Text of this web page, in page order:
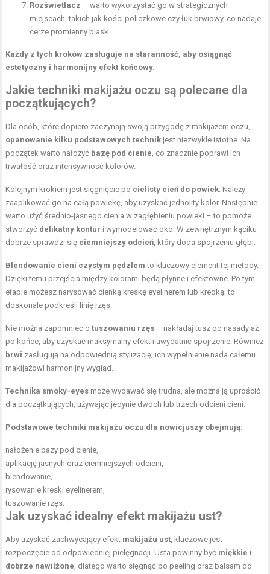
Rozświetlacz – warto wykorzystać go w strategicznych
miejscach, takich jak kości policzkowe czy łuk brwiowy, co nadaje
cerze promienny blask.
Każdy z tych kroków zasługuje na staranność, aby osiągnąć
estetyczny i harmonijny efekt końcowy.
Jakie techniki makijażu oczu są polecane dla
początkujących?
Dla osób, które dopiero zaczynają swoją przygodę z makijażem oczu,
opanowanie kilku podstawowych technik jest niezwykle istotne. Na
początek warto nałożyć bazę pod cienie, co znacznie poprawi ich
trwałość oraz intensywność kolorów.
Kolejnym krokiem jest sięgnięcie po cielisty cień do powiek. Należy
zaaplikować go na całą powiekę, aby uzyskać jednolity kolor. Następnie
warto użyć średnio-jasnego cienia w zagłębieniu powieki – to pomoże
stworzyć delikatny kontur i wymodelować oko. W zewnętrznym kąciku
dobrze sprawdzi się ciemniejszy odcień, który doda spojrzeniu głębi.
Blendowanie cieni czystym pędzlem to kluczowy element tej metody.
Dzięki temu przejścia między kolorami będą płynne i efektowne. Po tym
etapie możesz narysować cienką kreskę eyelinerem lub kredką; to
doskonale podkreśli linię rzęs.
Nie można zapomnieć otuszowaniu rzęs – nakładaj tusz od nasady aż
po końce, aby uzyskać maksymalny efekt i uwydatnić spojrzenie. Również
brwi zasługują na odpowiednią stylizację; ich wypełnienie nada całemu
makijażowi harmonijny wygląd.
Technika smoky-eyes może wydawać się trudna, ale można ją uprościć
dla początkujących, używając jedynie dwóch lub trzech odcieni cieni.
Podstawowe techniki makijażu oczu dla nowicjuszy obejmują:
nałożenie bazy pod cienie,
aplikację jasnych oraz ciemniejszych odcieni,
blendowanie,
rysowanie kreski eyelinerem,
tuszowanie rzęs.
Jak uzyskać idealny efekt makijażu ust?
Aby uzyskać zachwycający efekt makijażu ust, kluczowe jest
rozpoczęcie od odpowiedniej pielęgnacji. Usta powinny być miękkie i
dobrze nawilżone, dlatego warto sięgnąć po peeling oraz balsam do